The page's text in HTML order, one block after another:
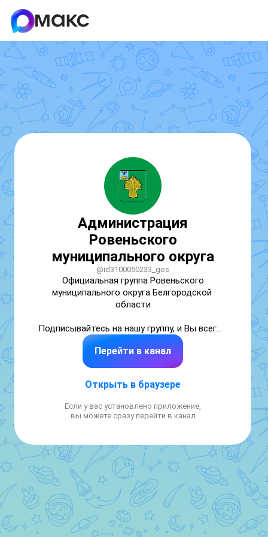
Администрация
Ровеньского
муниципального округа
@id3100050233_gos
Официальная группа Ровеньского
муниципального округа Белгородской
области
Подписывайтесь на нашу группу, и Вы всегда
будете в самом центре событий
Ровеньского муниципального округа
Перейти в канал
Открыть в браузере
Если у вас установлено приложение,
вы можете сразу перейти в канал